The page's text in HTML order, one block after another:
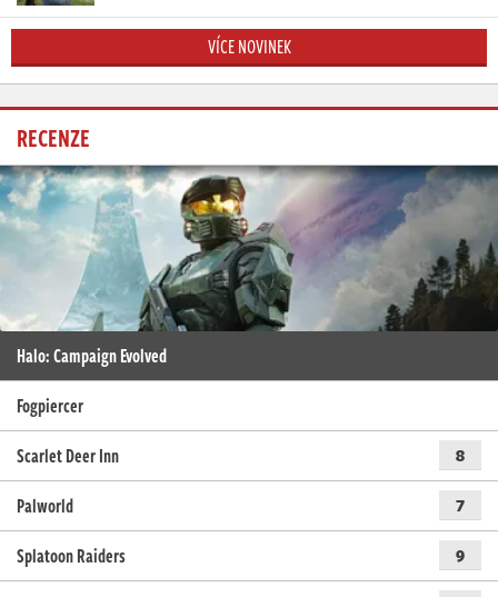
VÍCE NOVINEK
RECENZE
Halo: Campaign Evolved
Fogpiercer
Scarlet Deer Inn
8
Palworld 7
Splatoon Raiders 9